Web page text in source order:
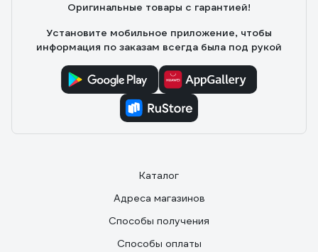
Оригинальные товары с гарантией!
Установите мобильное приложение, чтобы
информация по заказам всегда была под рукой
Каталог
Адреса магазинов
Способы получения
Способы оплаты